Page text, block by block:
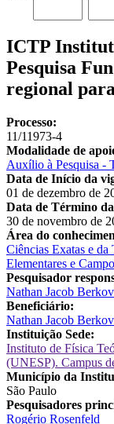
ICTP
Pesquisa
regional
Processo:
11/11973-4
Modalidade de
Auxílio à Pesquisa -
Data de Início da
01 de dezembro de
Data de Término
30 de novembro de
Área do
Ciências Exatas e da
Elementares e
Pesquisador
Nathan Jacob
Beneficiário:
Nathan Jacob
Instituição Sede:
Instituto de Física
(UNESP). Campus
Município da
São Paulo
Pesquisadores
Rogério Rosenfeld